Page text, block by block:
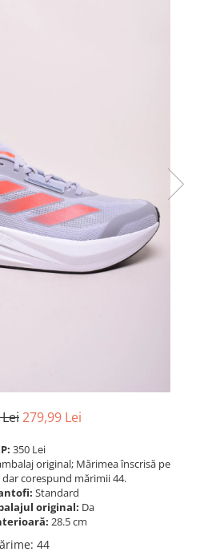
279,99 Lei
350 Lei
original; Mărimea înscrisă pe
corespund mărimii 44.
Standard
original: Da
28.5 cm
: 44